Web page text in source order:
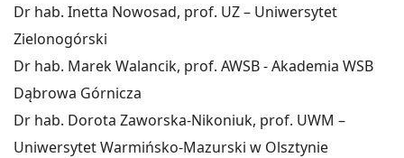
Dr hab. Inetta Nowosad, prof. UZ – Uniwersytet
Zielonogórski
Dr hab. Marek Walancik, prof. AWSB - Akademia WSB
Dąbrowa Górnicza
Dr hab. Dorota Zaworska-Nikoniuk, prof. UWM –
Uniwersytet Warmińsko-Mazurski w Olsztynie